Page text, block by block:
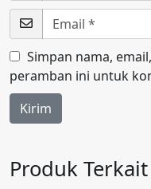
Simpan nama,
peramban ini untuk
Produk Terkait